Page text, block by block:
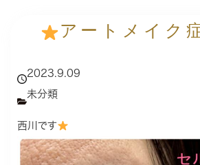
アートメイク
2023.9.09
未分類
西川です